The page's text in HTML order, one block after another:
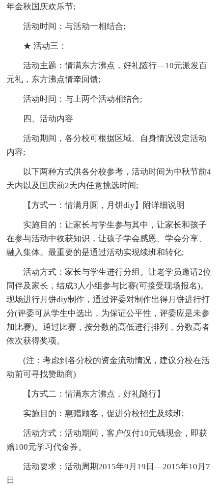
年金秋国庆欢乐节;
活动时间：与活动一相结合;
★ 活动三：
活动主题：情满东方沸点，好礼随行—10元派发百
元礼，东方沸点情牵回馈;
活动时间：与上两个活动相结合;
四、活动内容
活动期间，各分校可根据区域、自身情况设定活动
内容;
以下两种方式供各分校参考，活动时间为中秋节前4
天内以及国庆前2天内任意挑选时间;
【方式一：情满月圆，月饼diy】附详细说明
实施目的：让家长与学生参与其中，让家长和孩子
在参与活动中收获知识，让孩子学会感恩、学会分享、
融入集体。最重要的是通过活动实现续班和转化;
活动方式：家长与学生进行分组。让老学员邀请2位
同伴及家长，结成3人小组参与比赛(可接受现场报名)。
现场进行月饼diy制作，通过评委对制作出得月饼进行打
分(评委可从学生中选出，为保证公平性，评委应是未参
加比赛)。通过比赛，按分数的高低进行排列，分数高者
依次获得奖项。
(注：考虑到各分校的资金流动情况，建议分校在活
动前可寻找赞助商)
【方式二：情满东方沸点，好礼随行】
实施目的：惠赠顾客，促进分校招生及续班;
活动方式：活动期间，客户仅付10元钱现金，即获
赠100元学习代金券。
活动要求：活动周期2015年9月19日—2015年10月7
日